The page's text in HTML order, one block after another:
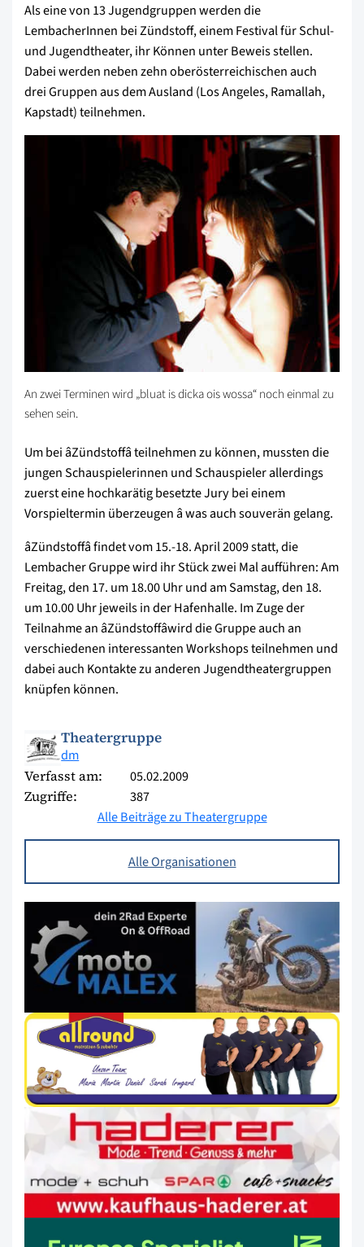
Als eine von 13 Jugendgruppen werden die
LembacherInnen bei Zündstoff, einem Festival für Schul-
und Jugendtheater, ihr Können unter Beweis stellen.
Dabei werden neben zehn oberösterreichischen auch
drei Gruppen aus dem Ausland (Los Angeles, Ramallah,
Kapstadt) teilnehmen.
An zwei Terminen wird „bluat is dicka ois wossa“ noch einmal zu
sehen sein.
Um bei âZündstoffâ teilnehmen zu können, mussten die
jungen Schauspielerinnen und Schauspieler allerdings
zuerst eine hochkarätig besetzte Jury bei einem
Vorspieltermin überzeugen â was auch souverän gelang.
âZündstoffâ findet vom 15.-18. April 2009 statt, die
Lembacher Gruppe wird ihr Stück zwei Mal aufführen: Am
Freitag, den 17. um 18.00 Uhr und am Samstag, den 18.
um 10.00 Uhr jeweils in der Hafenhalle. Im Zuge der
Teilnahme an âZündstoffâwird die Gruppe auch an
verschiedenen interessanten Workshops teilnehmen und
dabei auch Kontakte zu anderen Jugendtheatergruppen
knüpfen können.
Theatergruppe
dm
Verfasst am: 05.02.2009
Zugriffe:
387
Alle Beiträge zu Theatergruppe
Alle Organisationen